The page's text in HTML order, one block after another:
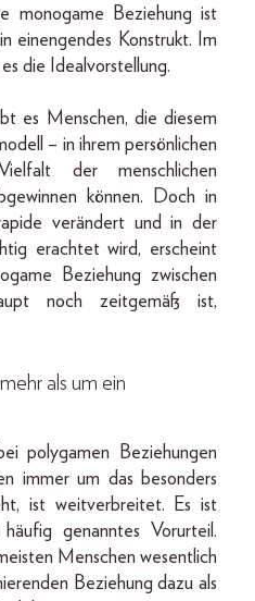
monogame Beziehung ist
einengendes Konstrukt. Im
die Idealvorstellung.
es Menschen, die diesem
– in ihrem persönlichen
der menschlichen
können. Doch in
verändert und in der
erachtet wird, erscheint
Beziehung zwischen
noch zeitgemäß ist,
als um ein
polygamen Beziehungen
immer um das besonders
ist weitverbreitet. Es ist
genanntes Vorurteil.
Menschen wesentlich
Beziehung dazu als